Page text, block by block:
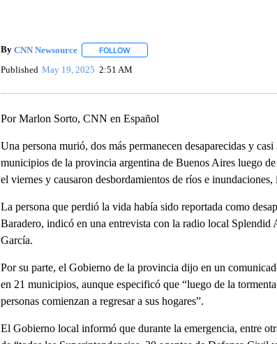
By CNN Newsource FOLLOWFOLLOW "" TO RECEIVE
Published May 19, 2025 2:51 AM
Por Marlon Sorto, CNN en Español
Una persona murió, dos más permanecen desaparecidas y
municipios de la provincia argentina de Buenos Aires luego
el viernes y causaron desbordamientos de ríos e
La persona que perdió la vida había sido reportada como
Baradero, indicó en una entrevista con la radio local
García.
Por su parte, el Gobierno de la provincia dijo en un
en 21 municipios, aunque especificó que “luego de la
personas comienzan a regresar a sus hogares”.
El Gobierno local informó que durante la emergencia, entre